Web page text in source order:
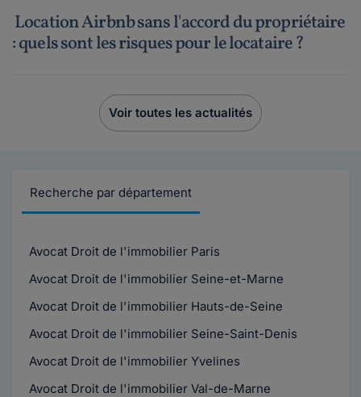
Location Airbnb sans l'accord du propriétaire
: quels sont les risques pour le locataire ?
Voir toutes les actualités
Recherche par département
Avocat Droit de l'immobilier Paris
Avocat Droit de l'immobilier Seine-et-Marne
Avocat Droit de l'immobilier Hauts-de-Seine
Avocat Droit de l'immobilier Seine-Saint-Denis
Avocat Droit de l'immobilier Yvelines
Avocat Droit de l'immobilier Val-de-Marne